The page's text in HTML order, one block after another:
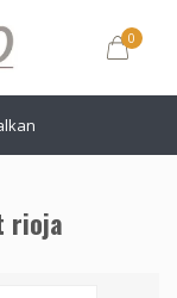
0
rioja